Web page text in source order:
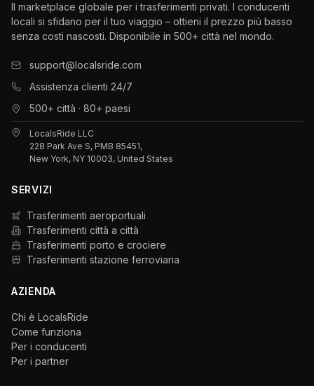
Il marketplace globale per i trasferimenti privati. I conducenti
locali si sfidano per il tuo viaggio – ottieni il prezzo più basso
senza costi nascosti. Disponibile in 500+ città nel mondo.
support@localsride.com
Assistenza clienti 24/7
500+ città · 80+ paesi
LocalsRide LLC
228 Park Ave S, PMB 85451,
New York, NY 10003, United States
SERVIZI
Trasferimenti aeroportuali
Trasferimenti città a città
Trasferimenti porto e crociere
Trasferimenti stazione ferroviaria
AZIENDA
Chi è LocalsRide
Come funziona
Per i conducenti
Per i partner